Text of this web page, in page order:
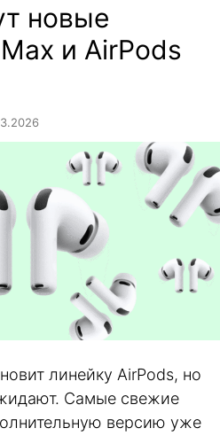
новые
и AirPods
линейку AirPods, но
Самые свежие
версию уже